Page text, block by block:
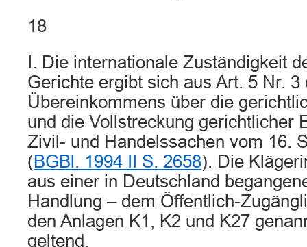
18
I. Die internationale Zuständigkeit
Gerichte ergibt sich aus Art. 5 Nr. 3
Übereinkommens über die
und die Vollstreckung gerichtlicher
Zivil- und Handelssachen vom 16.
(BGBl. 1994 II S. 2658). Die
aus einer in Deutschland
Handlung – dem Öffentlich-
den Anlagen K1, K2 und K27
geltend.